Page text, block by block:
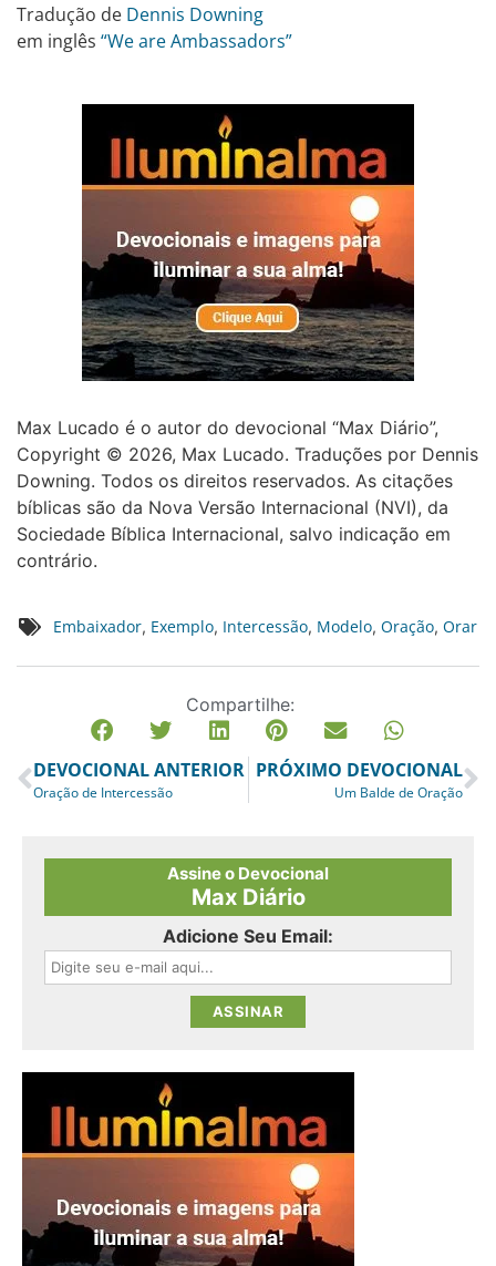
Tradução de Dennis Downing
em inglês “We are Ambassadors”
Max Lucado é o autor do devocional “Max Diário”,
Copyright © 2026, Max Lucado. Traduções por Dennis
Downing. Todos os direitos reservados. As citações
bíblicas são da Nova Versão Internacional (NVI), da
Sociedade Bíblica Internacional, salvo indicação em
contrário.
Embaixador, Exemplo, Intercessão, Modelo, Oração, Orar
Compartilhe:
DEVOCIONAL ANTERIOR
Oração de Intercessão
PRÓXIMO DEVOCIONAL
Um Balde de Oração
Assine o Devocional
Max Diário
Adicione Seu Email: